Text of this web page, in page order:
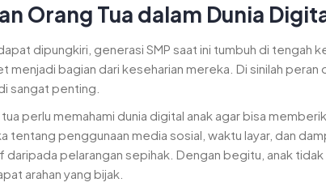
Orang Tua dalam Dunia
dipungkiri, generasi SMP saat ini tumbuh di tengah
menjadi bagian dari keseharian mereka. Di sinilah peran
sangat penting.
perlu memahami dunia digital anak agar bisa
tentang penggunaan media sosial, waktu layar, dan
pelarangan sepihak. Dengan begitu, anak
arahan yang bijak.